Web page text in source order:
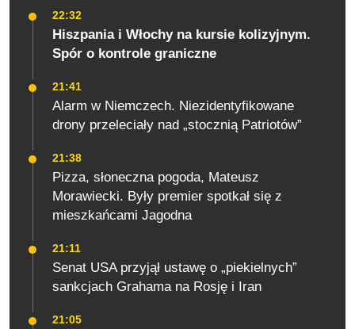
22:32
Hiszpania i Włochy na kursie kolizyjnym.
Spór o kontrole graniczne
21:41
Alarm w Niemczech. Niezidentyfikowane
drony przeleciały nad „stocznią Patriotów”
21:38
Pizza, słoneczna pogoda, Mateusz
Morawiecki. Były premier spotkał się z
mieszkańcami Jagodna
21:11
Senat USA przyjął ustawę o „piekielnych”
sankcjach Grahama na Rosję i Iran
21:05